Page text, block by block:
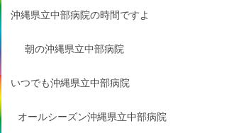
沖縄県立中部病院の時間ですよ
朝の沖縄県立中部病院
いつでも沖縄県立中部病院
オールシーズン沖縄県立中部病院